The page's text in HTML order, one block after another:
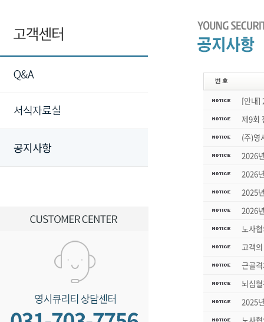
[안내]
제9회
(주)영
2026
2026
2025
2026
노사
고객
근골
뇌심
2025